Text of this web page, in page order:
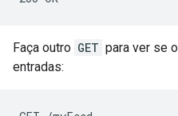
Faça outro GET para ver se
entradas: